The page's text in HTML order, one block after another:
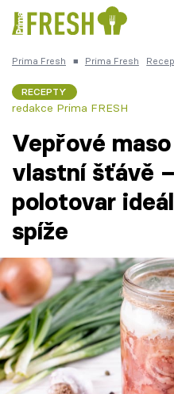
Česká kuchyně Čokoláda
Témata
Články
TV Program
Škola vaření
Prima Fresh ■ Prima Fresh
RECEPTY
redakce Prima FRESH
Vepřové
vlastní šťávě
polotovar
spíže